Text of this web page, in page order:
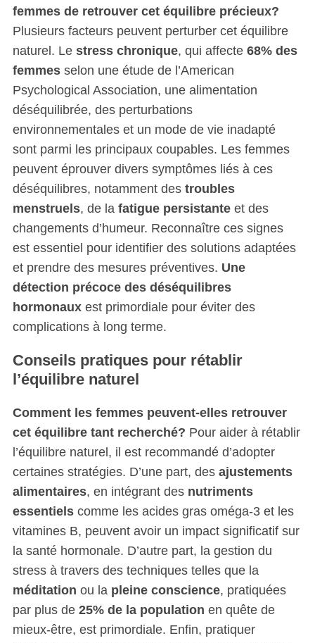
femmes de retrouver cet équilibre précieux?
Plusieurs facteurs peuvent perturber cet équilibre
naturel. Le stress chronique, qui affecte 68% des
femmesselon une étude de l’American
Psychological Association, une alimentation
déséquilibrée, des perturbations
environnementales et un mode de vie inadapté
sont parmi les principaux coupables. Les femmes
peuvent éprouver divers symptômes liés à ces
déséquilibres, notamment des troubles
menstruels, de la fatigue persistanteet des
changements d’humeur. Reconnaître ces signes
est essentiel pour identifier des solutions adaptées
et prendre des mesures préventives. Une
détection précoce des déséquilibres
hormonauxest primordiale pour éviter des
complications à long terme.
Conseils pratiques pour rétablir
l’équilibre naturel
Comment les femmes peuvent-elles retrouver
cet équilibre tant recherché? Pour aider à rétablir
l’équilibre naturel, il est recommandé d’adopter
certaines stratégies. D’une part, des ajustements
alimentaires, en intégrant des nutriments
essentielscomme les acides gras oméga-3 et les
vitamines B, peuvent avoir un impact significatif sur
la santé hormonale. D’autre part, la gestion du
stress à travers des techniques telles que la
méditation ou la pleine conscience, pratiquées
par plus de 25% de la population en quête de
mieux-être, est primordiale. Enfin, pratiquer